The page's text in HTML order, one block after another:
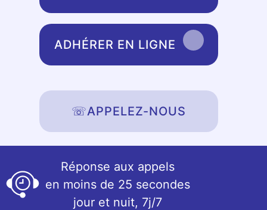
ADHÉRER EN LIGNE
☏APPELEZ-NOUS
Réponse aux appels
en moins de 25 secondes
jour et nuit, 7j/7